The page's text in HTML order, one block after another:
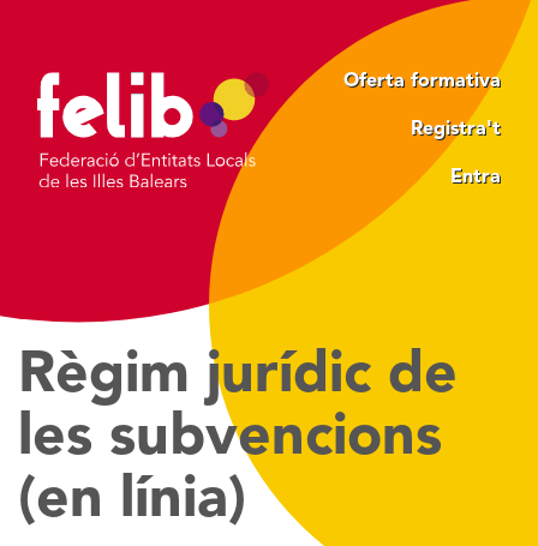
contingut
Oferta formativa
Registra't
Entra
Règim jurídic de
les subvencions
(en línia)